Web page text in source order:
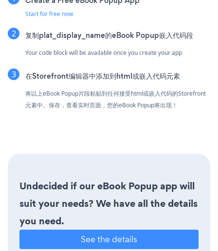
Start for free now
复制plat_display_name的eBook Popup嵌入代码段
Your code block will be available once you create your app
在Storefront编辑器中添加到html或嵌入代码元素
将以上eBook Popup片段粘贴到任何接受html或嵌入代码的Storefront
元素中。保存，查看实时页面，您的eBook Popup将出现！
Undecided if our eBook Popup app will
suit your needs? We have all the details
you need.
See the details